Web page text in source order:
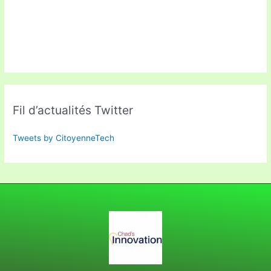
Fil d’actualités Twitter
Tweets by CitoyenneTech